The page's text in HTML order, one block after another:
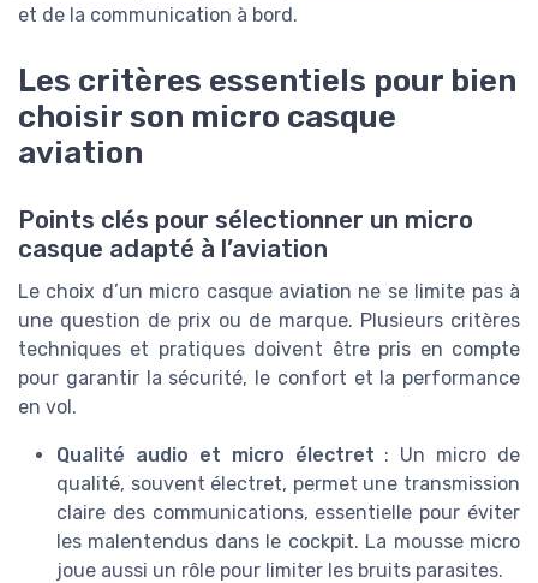
et de la communication à bord.
Les critères essentiels pour bien
choisir son micro casque
aviation
Points clés pour sélectionner un micro
casque adapté à l’aviation
Le choix d’un micro casque aviation ne se limite pas à
une question de prix ou de marque. Plusieurs critères
techniques et pratiques doivent être pris en compte
pour garantir la sécurité, le confort et la performance
en vol.
Qualité audio et micro électret : Un micro de
qualité, souvent électret, permet une transmission
claire des communications, essentielle pour éviter
les malentendus dans le cockpit. La mousse micro
joue aussi un rôle pour limiter les bruits parasites.